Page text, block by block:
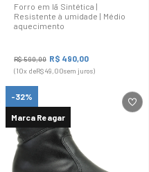
Forro em lã Sintética |
Resistente à umidade | Médio
aquecimento
R$590,00 R$ 490 00
(10x deR$49,00sem juros)
-32%
Marca Reagar